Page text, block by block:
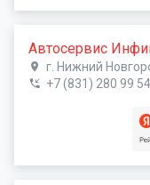
Автосервис
г. Нижний
+7 (831) 280 99 54